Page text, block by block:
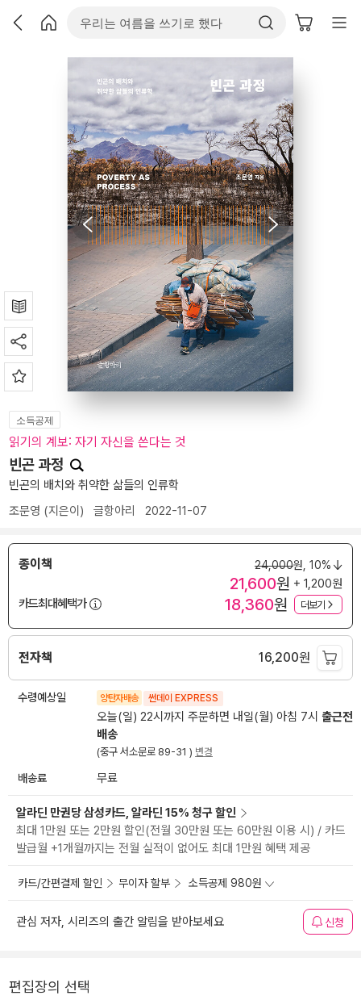
소득공제
읽기의 계보: 자기 자신을 쓴다는 것
빈곤 과정
빈곤의 배치와 취약한 삶들의 인류학
조문영 (지은이) 글항아리 2022-11-07
종이책 24,000원, 10%
21,600원 + 1,200원
카드최대혜택가
18,360원 더보기
전자책 16,200원
수령예상일 양탄자배송 썬데이 EXPRESS
오늘(일) 22시까지 주문하면 내일(월) 아침 7시 출근전
배송
(중구 서소문로 89-31 ) 변경
배송료 무료
알라딘 만권당 삼성카드, 알라딘 15% 청구 할인
최대 1만원 또는 2만원 할인(전월 30만원 또는 60만원 이용 시) / 카드
발급월 +1개월까지는 전월 실적이 없어도 최대 1만원 혜택 제공
카드/간편결제 할인 무이자 할부 소득공제 980원
관심 저자, 시리즈의 출간 알림을 받아보세요 신청
편집장의 선택